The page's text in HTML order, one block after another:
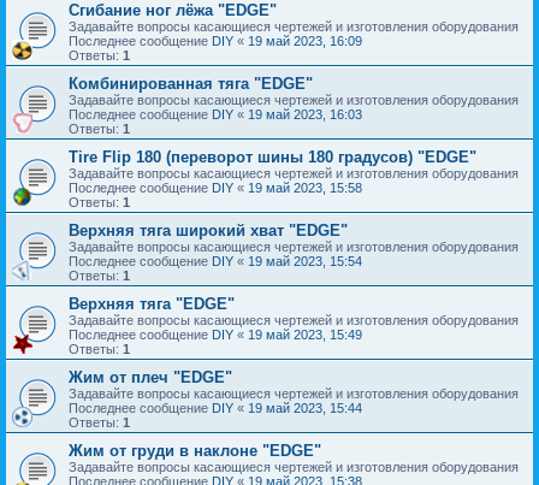
Сгибание ног лёжа "EDGE"
Задавайте вопросы касающиеся чертежей и изготовления оборудования
Последнее сообщение DIY « 19 май 2023, 16:09
Ответы: 1
Комбинированная тяга "EDGE"
Задавайте вопросы касающиеся чертежей и изготовления оборудования
Последнее сообщение DIY « 19 май 2023, 16:03
Ответы: 1
Tire Flip 180 (переворот шины 180 градусов) "EDGE"
Задавайте вопросы касающиеся чертежей и изготовления оборудования
Последнее сообщение DIY « 19 май 2023, 15:58
Ответы: 1
Верхняя тяга широкий хват "EDGE"
Задавайте вопросы касающиеся чертежей и изготовления оборудования
Последнее сообщение DIY « 19 май 2023, 15:54
Ответы: 1
Верхняя тяга "EDGE"
Задавайте вопросы касающиеся чертежей и изготовления оборудования
Последнее сообщение DIY « 19 май 2023, 15:49
Ответы: 1
Жим от плеч "EDGE"
Задавайте вопросы касающиеся чертежей и изготовления оборудования
Последнее сообщение DIY « 19 май 2023, 15:44
Ответы: 1
Жим от груди в наклоне "EDGE"
Задавайте вопросы касающиеся чертежей и изготовления оборудования
Последнее сообщение DIY « 19 май 2023, 15:38